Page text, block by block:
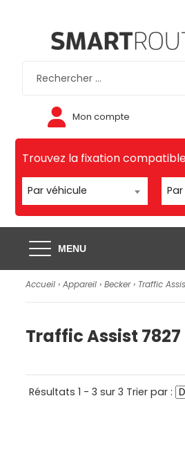
Mon compte
Trouvez la fixation
Par véhicule
MENU
Accueil ›Appareil ›Becker› Traffic
Traffic Assist 7827
Résultats 1 - 3 sur 3 Trier par :